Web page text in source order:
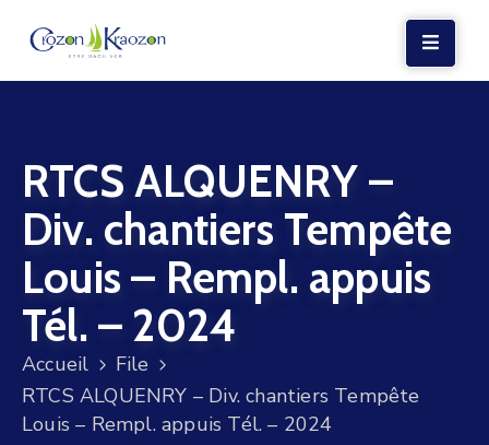
VIE
LOCALE
VIE
SOCIALE
TERRE
ET
MER
VOS
RTCS ALQUENRY –
Div. chantiers Tempête
Louis – Rempl. appuis
Tél. – 2024
Accueil
File
RTCS ALQUENRY – Div. chantiers Tempête
Louis – Rempl. appuis Tél. – 2024